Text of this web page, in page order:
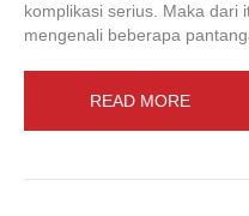
komplikasi serius. Maka dari
mengenali beberapa
READ MORE